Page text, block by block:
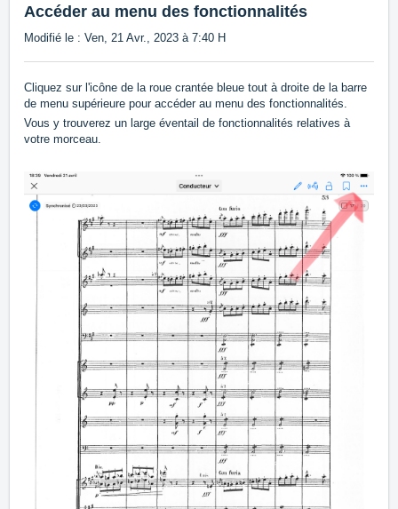
Accéder au menu des fonctionnalités
Modifié le : Ven, 21 Avr., 2023 à 7:40 H
Cliquez sur l'icône de la roue crantée bleue tout à droite de la barre
de menu supérieure pour accéder au menu des fonctionnalités.
Vous y trouverez un large éventail de fonctionnalités relatives à
votre morceau.